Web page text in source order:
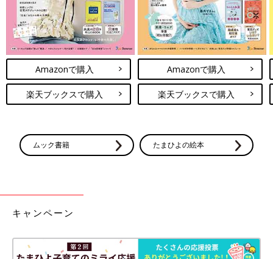
Amazonで購入
楽天ブックスで購入
Amazonで購入
楽天ブックスで購入
ムック書籍 たまひよの絵本
キャンペーン